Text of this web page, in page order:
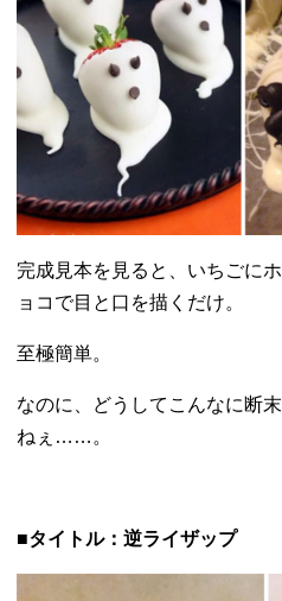
完成見本を見ると、いちごに
ョコで目と口を描くだけ。
至極簡単。
なのに、
どうしてこんなに断
ねぇ……。
■タイトル：逆ライザップ